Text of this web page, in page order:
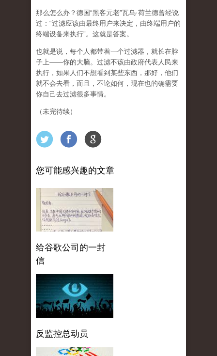
那么怎么办？德国“黑客元老”瓦乌·荷兰德曾经说
过：“过滤应该由最终用户来决定，由终端用户的
终端设备来执行”。这就是答案。
也就是说，每个人都带着一个过滤器，就长在脖
子上——你的大脑。过滤不该由政府代表人民来
执行，如果人们不想看到某些东西，那好，他们
就不会去看，而且，不论如何，现在也的确需要
你自己去过滤很多事情。
（未完待续）
您可能感兴趣的文章
给谷歌公司的一封
信
反监控总动员